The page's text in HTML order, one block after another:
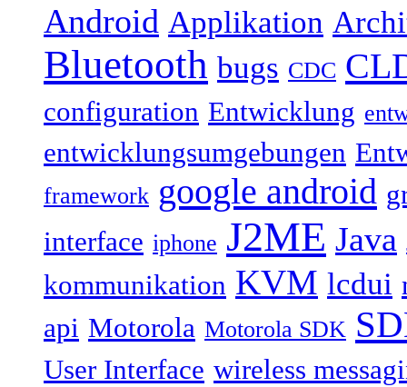
Android Applikation
Bluetooth bugs CDC
configuration Entwicklung
entwicklungsumgebungen
framework google android
interface iphone J2ME Java
kommunikation KVM lcdui
api Motorola Motorola SDK
User Interface wireless